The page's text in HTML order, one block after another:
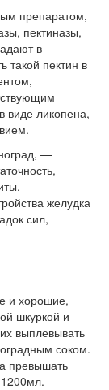
препаратом,
пектиназы,
в
такой пектин в
виде ликопена,
—
желудка
сил,
и хорошие,
шкуркой и
выплевывать
соком.
превышать